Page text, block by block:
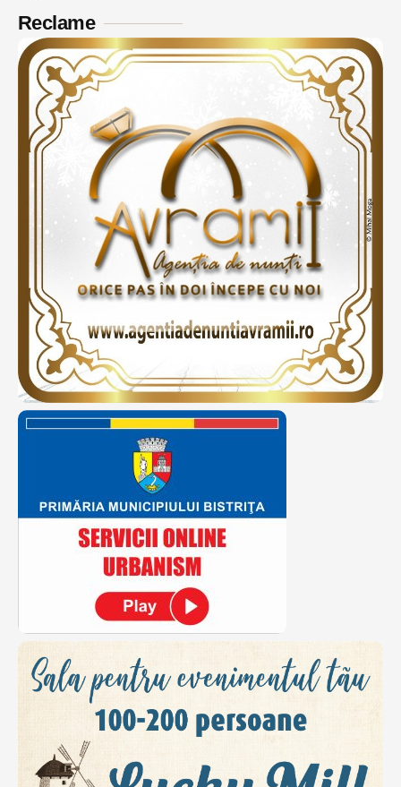
Reclame